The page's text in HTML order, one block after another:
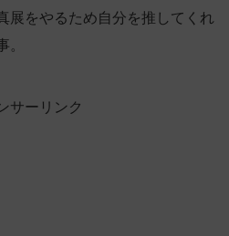
展をやるため自分を推してくれ
。
サーリンク